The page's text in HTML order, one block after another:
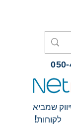
שמביא
לקוחות!